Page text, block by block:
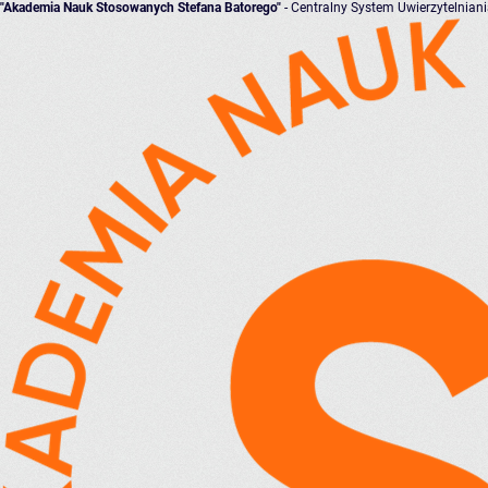
"Akademia Nauk Stosowanych Stefana Batorego" - Centralny System